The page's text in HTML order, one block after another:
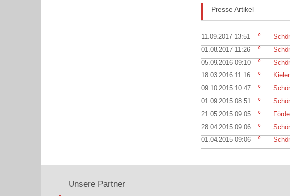
Presse Artikel
11.09.2017 13:51 0
01.08.2017 11:26
0
05.09.2016 09:10
0
18.03.2016 11:16
0
09.10.2015 10:47
0
01.09.2015 08:51
0
21.05.2015 09:05
0
28.04.2015 09:06
0
01.04.2015 09:06
0
Unsere Partner